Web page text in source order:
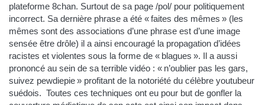
plateforme 8chan. Surtout de sa page /pol/ pour politiquement
incorrect. Sa dernière phrase a été « faites des mêmes » (les
mêmes sont des associations d’une phrase est d’une image
sensée être drôle) il a ainsi encouragé la propagation d’idées
racistes et violentes sous la forme de « blagues ». Il a aussi
prononcé au sein de sa terrible vidéo : « n’oublier pas les gars,
suivez pewdiepie » profitant de la notoriété du célèbre youtubeur
suédois. Toutes ces techniques ont eu pour but de gonfler la